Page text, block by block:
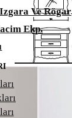
Ve Rögar
Ekp.